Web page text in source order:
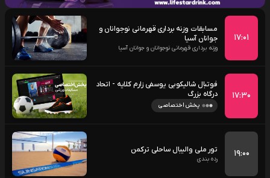
۱۷:۰۱
مسابقات وزنه برداری قهرمانی نوجوانان و
جوانان آسیا
وزنه برداری قهرمانی نوجوانان و جوانان آسیا
۱۷:۳۰
فوتبال شالیکوبی یوسفی زارم کلایه - اتحاد
درگاه بزرگ
پخش اختصاصی
۱۹:۰۰ تور ملی والیبال ساحلی ترکمن
رده بندی